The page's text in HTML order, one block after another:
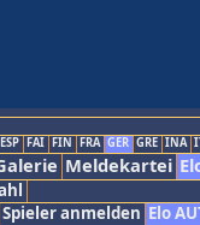
ESP FAI FIN FRA GER GRE INA
Meldekartei
Spieler anmelden Elo